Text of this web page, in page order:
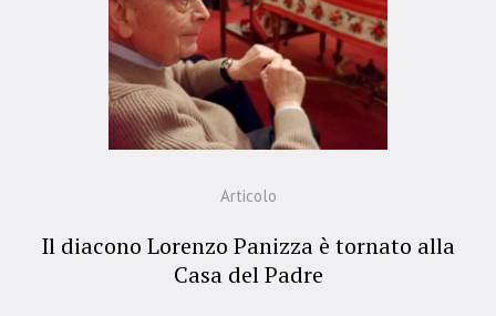
Articolo
Il diacono Lorenzo Panizza è tornato alla
Casa del Padre